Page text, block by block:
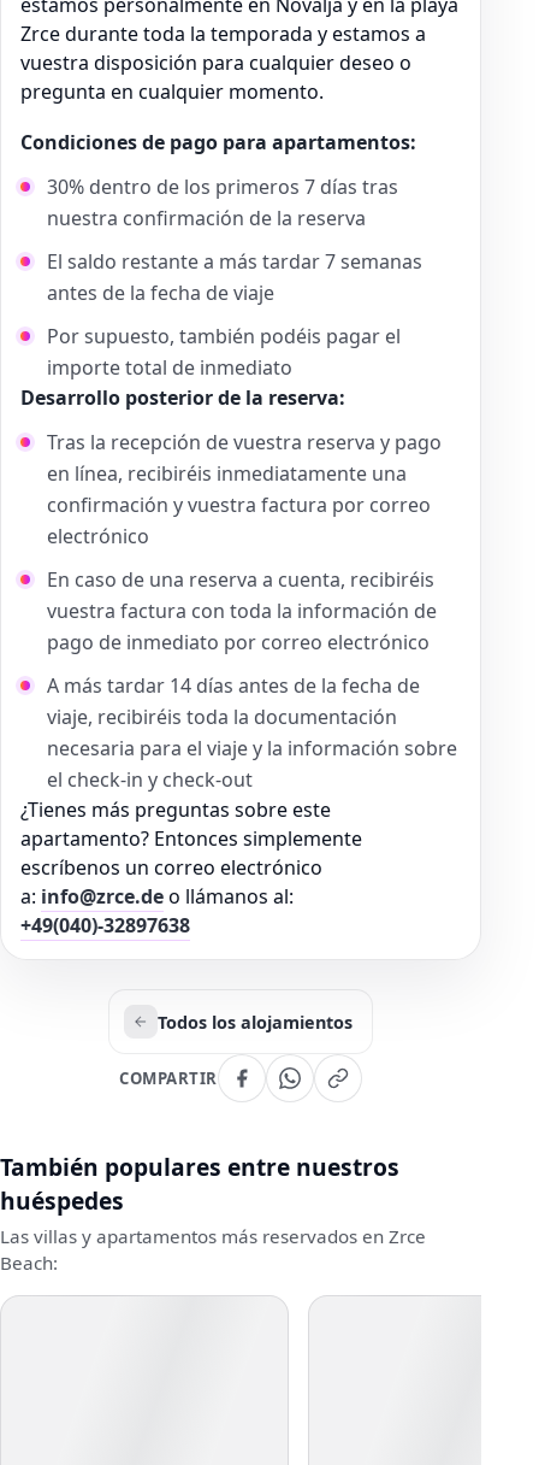
Zrce durante toda la temporada y estamos a
vuestra disposición para cualquier deseo o
pregunta en cualquier momento.
Condiciones de pago para apartamentos:
30% dentro de los primeros 7 días tras
nuestra confirmación de la reserva
El saldo restante a más tardar 7 semanas
antes de la fecha de viaje
Por supuesto, también podéis pagar el
importe total de inmediato
Desarrollo posterior de la reserva:
Tras la recepción de vuestra reserva y pago
en línea, recibiréis inmediatamente una
confirmación y vuestra factura por correo
electrónico
En caso de una reserva a cuenta, recibiréis
vuestra factura con toda la información de
pago de inmediato por correo electrónico
A más tardar 14 días antes de la fecha de
viaje, recibiréis toda la documentación
necesaria para el viaje y la información sobre
el check-in y check-out
¿Tienes más preguntas sobre este
apartamento? Entonces simplemente
escríbenos un correo electrónico
a: info@zrce.deo llámanos al:
+49(040)-32897638
Todos los alojamientos
COMPARTIR
También populares entre nuestros
huéspedes
Las villas y apartamentos más reservados en Zrce
Beach: